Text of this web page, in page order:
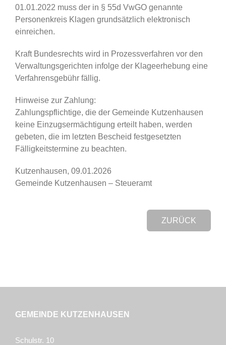
01.01.2022 muss der in § 55d VwGO genannte
Personenkreis Klagen grundsätzlich elektronisch
einreichen.
Kraft Bundesrechts wird in Prozessverfahren vor den
Verwaltungsgerichten infolge der Klageerhebung eine
Verfahrensgebühr fällig.
Hinweise zur Zahlung:
Zahlungspflichtige, die der Gemeinde Kutzenhausen
keine Einzugsermächtigung erteilt haben, werden
gebeten, die im letzten Bescheid festgesetzten
Fälligkeitstermine zu beachten.
Kutzenhausen, 09.01.2026
Gemeinde Kutzenhausen – Steueramt
ZURÜCK
GEMEINDE KUTZENHAUSEN
Schulstr. 10